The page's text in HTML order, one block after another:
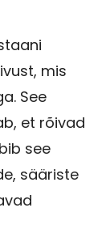
mis
See
et rõivad
see
sääriste